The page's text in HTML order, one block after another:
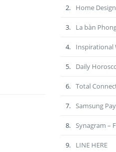
2. Home
3. La bàn
4. Inspirational
5. Daily
6. Total
7. Samsung Pay
8. Synagram –
9. LINE HERE